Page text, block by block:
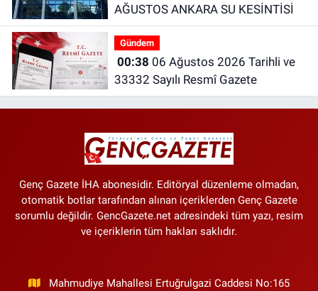
AĞUSTOS ANKARA SU KESİNTİSİ
Gündem
00:38
33332 Sayılı Resmî Gazete
Genç Gazete İHA abonesidir. Editöryal düzenleme olmadan,
otomatik botlar tarafından alınan içeriklerden Genç Gazete
sorumlu değildir. GencGazete.net adresindeki tüm yazı, resim
ve içeriklerin tüm hakları saklıdır.
Mahmudiye Mahallesi Ertuğrulgazi Caddesi No:165